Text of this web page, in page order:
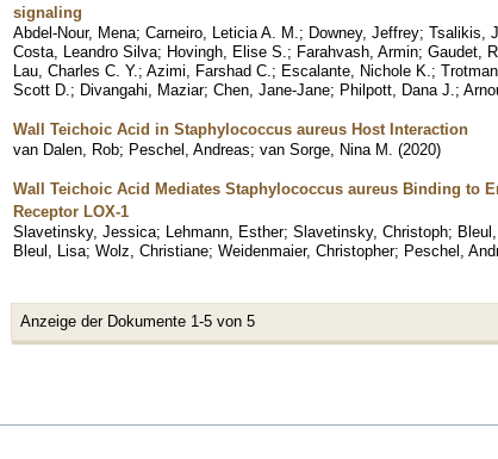
signaling
Abdel-Nour, Mena; Carneiro, Leticia A. M. ; Downey, Jeffrey; Tsalikis,
Costa, Leandro Silva; Hovingh, Elise S. ; Farahvash, Armin; Gaudet,
Lau, Charles C. Y. ; Azimi, Farshad C. ; Escalante, Nichole K. ;
Scott D. ; Divangahi, Maziar; Chen, Jane-Jane; Philpott, Dana J. ;
Wall Teichoic Acid in Staphylococcus aureus Host Interaction
van Dalen, Rob; Peschel, Andreas; van Sorge, Nina M. (2020)
Wall Teichoic Acid Mediates Staphylococcus aureus Binding to
Receptor LOX-1
Slavetinsky, Jessica; Lehmann, Esther; Slavetinsky, Christoph;
Bleul, Lisa; Wolz, Christiane; Weidenmaier, Christopher; Peschel,
Anzeige der Dokumente 1-5 von 5